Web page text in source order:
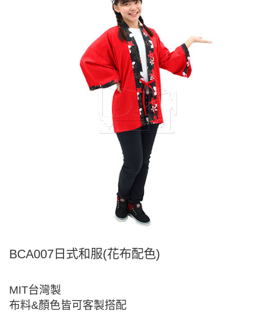
BCA007日式和服(花布配色)
MIT台灣製
布料&顏色皆可客製搭配